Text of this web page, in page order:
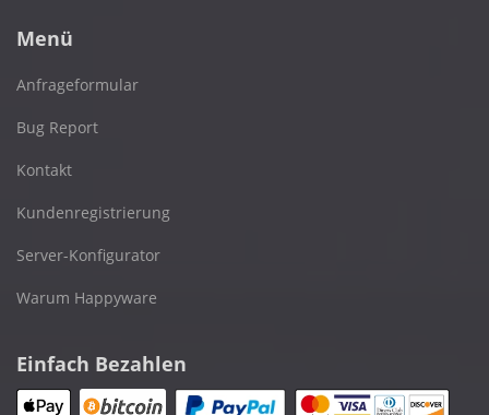
Menü
Anfrageformular
Bug Report
Kontakt
Kundenregistrierung
Server-Konfigurator
Warum Happyware
Einfach Bezahlen